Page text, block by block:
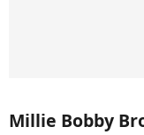
Millie Bobby